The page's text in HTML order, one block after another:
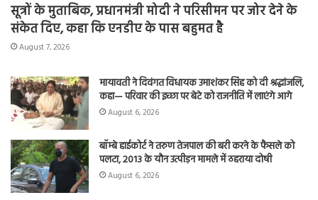
सूत्रों के मुताबिक, प्रधानमंत्री मोदी ने परिसीमन पर जोर देने के
संकेत दिए, कहा कि एनडीए के पास बहुमत है
August 7, 2026
मायावती ने दिवंगत विधायक उमाशंकर सिंह को दी श्रद्धांजलि,
कहा— परिवार की इच्छा पर बेटे को राजनीति में लाएंगे आगे
August 6, 2026
बॉम्बे हाईकोर्ट ने तरुण तेजपाल की बरी करने के फैसले को
पलटा, 2013 के यौन उत्पीड़न मामले में ठहराया दोषी
August 6, 2026